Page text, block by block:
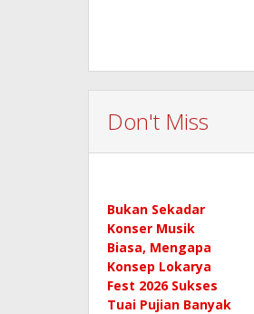
Don't Miss
Bukan Sekadar
Konser Musik
Biasa, Mengapa
Konsep Lokarya
Fest 2026 Sukses
Tuai Pujian Banyak